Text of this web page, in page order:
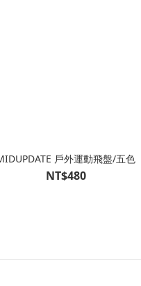
戶外運動飛盤/五色
NT$480